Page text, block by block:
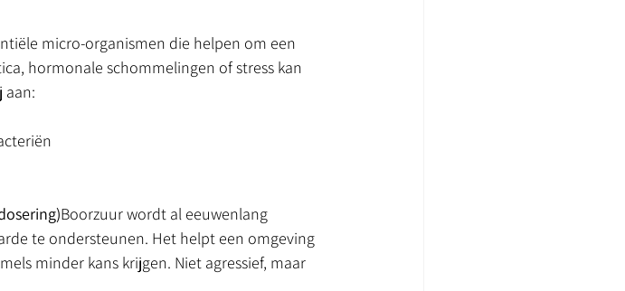
micro-organismen die helpen om een
hormonale schommelingen of stress kan
aan:
Boorzuur wordt al eeuwenlang
te ondersteunen. Het helpt een omgeving
minder kans krijgen. Niet agressief, maar